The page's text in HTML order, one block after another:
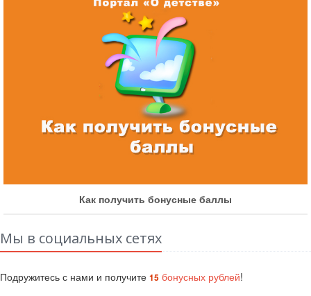
Как получить бонусные баллы
Мы в социальных сетях
Подружитесь с нами и получите 15 бонусных рублей!